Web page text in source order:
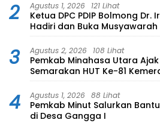
2 Agustus 1, 2026 121 Lihat
Ketua DPC PDIP Bolmong Dr.
Hadiri dan Buka Musyawarah
Kecamatan Lolayan
3 Agustus 2, 2026 108 Lihat
Pemkab Minahasa Utara
Semarakan HUT Ke-81
4 Agustus 1, 2026 88 Lihat
Pemkab Minut Salurkan
di Desa Gangga I